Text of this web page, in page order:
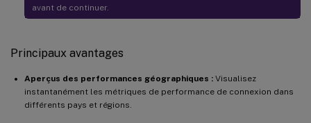
avant de continuer.
Principaux avantages
Aperçus des performances géographiques : Visualisez
instantanément les métriques de performance de connexion dans
différents pays et régions.